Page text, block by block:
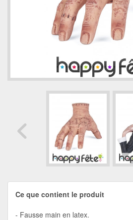
Ce que contient le produit
Fausse main en latex.